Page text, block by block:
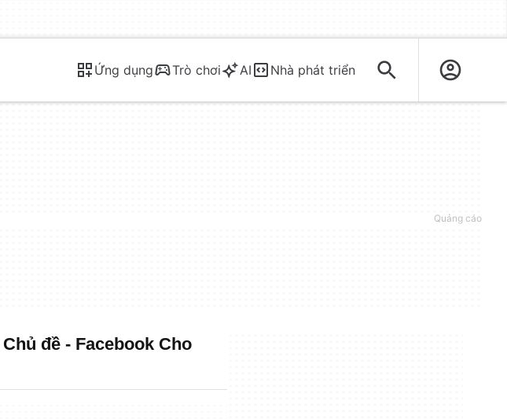
Ứng dụng Trò chơi AI Nhà phát triển
đề - Facebook Cho